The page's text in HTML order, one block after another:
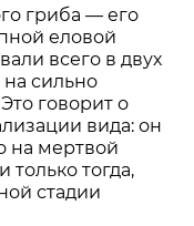
гриба — его
еловой
всего в двух
на сильно
говорит о
вида: он
на мертвой
тогда,
стадии